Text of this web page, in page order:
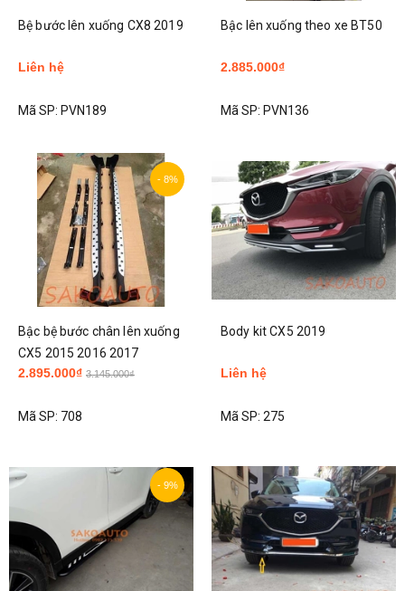
Bệ bước lên xuống CX8 2019
Liên hệ
Mã SP: PVN189
Bậc lên xuống theo xe BT50
2.885.000₫
Mã SP: PVN136
- 8%
Bậc bệ bước chân lên xuống
CX5 2015 2016 2017
2.895.000₫ 3.145.000₫
Mã SP: 708
Body kit CX5 2019
Liên hệ
Mã SP: 275
- 9%